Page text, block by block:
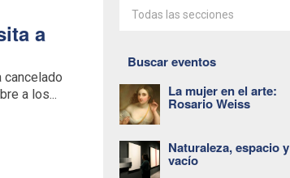
a
cancelado
a los...
Todas las secciones
Buscar eventos
La mujer en el arte:
Rosario Weiss
Naturaleza, espacio y
vacío